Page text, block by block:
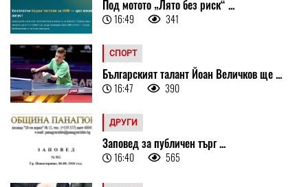
Под мотото „Лято без риск“ ...
16:49 341
СПОРТ
Българският талант Йоан Величков ще ...
16:47 390
ДРУГИ
Заповед за публичен търг ...
16:40 565